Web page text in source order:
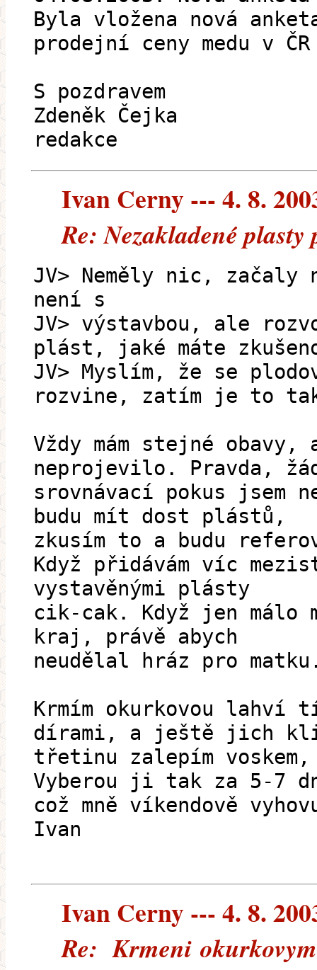
Byla vložena nová
prodejní ceny medu v ČR
S pozdravem
Zdeněk Čejka
redakce
Ivan Cerny --- 4. 8.
Re: Nezakladené
JV> Neměly nic, začaly
není s
JV> výstavbou, ale
plást, jaké máte
JV> Myslím, že se
rozvine, zatím je to
Vždy mám stejné
neprojevilo. Pravda,
srovnávací pokus
budu mít dost plástů,
zkusím to a budu
Když přidávám víc
vystavěnými plásty
cik-cak. Když jen málo
kraj, právě abych
neudělal hráz pro
Krmím okurkovou lahví
dírami, a ještě jich
třetinu zalepím
Vyberou ji tak za 5-7
což mně víkendově
Ivan
Ivan Cerny --- 4. 8.
Re: Krmeni